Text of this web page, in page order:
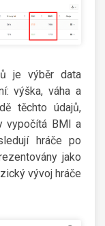
je výběr data
výška, váha a
těchto údajů,
vypočítá BMI a
hráče po
jako
vývoj hráče